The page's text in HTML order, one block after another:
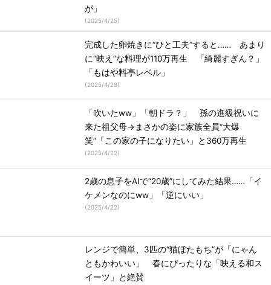
が」
(2025/4/25)
完成した卵焼きに“ひと工夫”すると…… あまり
に“映え”な料理が110万再生 「綺麗すぎん？」
「もはや料亭レベル」
(2025/4/28)
「吹いたww」「朝ドラ？」 孫の進級祝いに
来た祖父母→まさかの姿に家族全員“大爆
笑”「この家の子になりたい」と360万再生
(2025/4/22)
2歳の息子をAIで“20歳”にしてみた結果……「イ
ケメンなのにww」「逆にいい」
(2025/4/22)
レンジで簡単、3匹の“猫ぼたもち”が「にゃん
ともかわいい」 春にぴったりな「映える和ス
イーツ」と絶賛